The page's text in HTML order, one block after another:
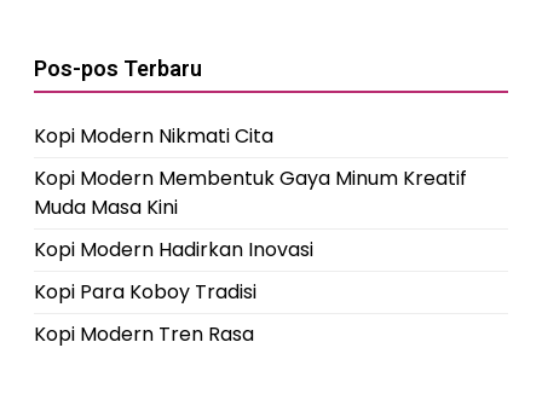
Pos-pos Terbaru
Kopi Modern Nikmati Cita
Kopi Modern Membentuk Gaya Minum Kreatif
Muda Masa Kini
Kopi Modern Hadirkan Inovasi
Kopi Para Koboy Tradisi
Kopi Modern Tren Rasa